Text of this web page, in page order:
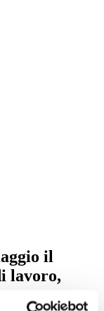
il
lavoro,